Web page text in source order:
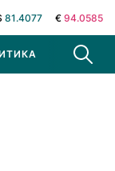
81.4077 € 94.0585
В МИРЕ